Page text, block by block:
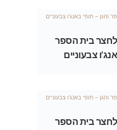
בית הספר
צבעוניים
בית הספר